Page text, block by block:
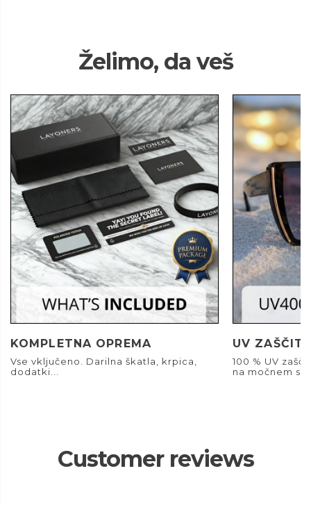
Želimo, da veš
KOMPLETNA OPREMA
Vse vključeno. Darilna škatla, krpica,
dodatki...
UV
100 % UV
na močnem
Customer reviews